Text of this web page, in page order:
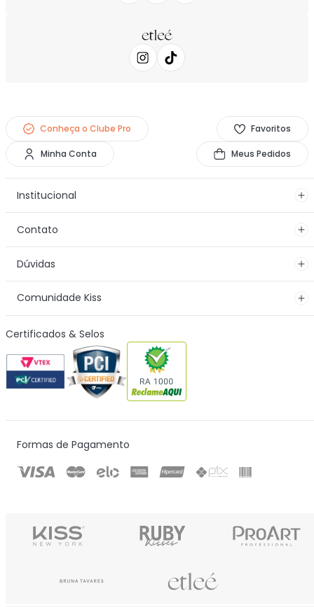
Conheça o Clube Pro Favoritos
Minha Conta Meus Pedidos
Institucional
Contato
Dúvidas
Comunidade Kiss
Certificados & Selos
Formas de Pagamento